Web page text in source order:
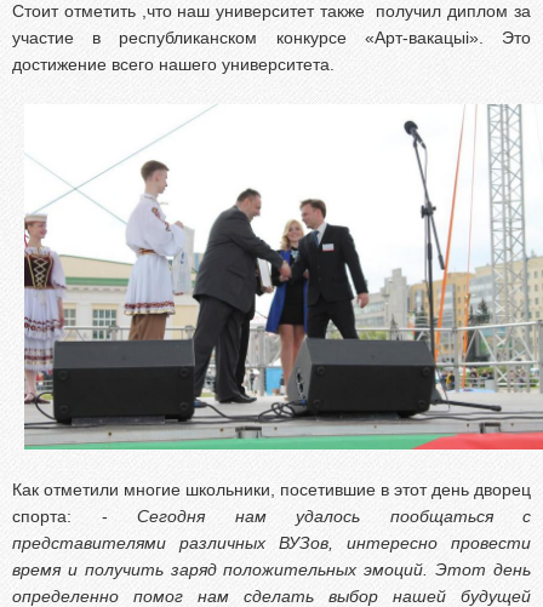
Стоит отметить ,что наш университет также получил диплом за
участие в республиканском конкурсе «Арт-вакацыi». Это
достижение всего нашего университета.
Как отметили многие школьники, посетившие в этот день дворец
спорта: - Сегодня нам удалось пообщаться с
представителями различных ВУЗов, интересно провести
время и получить заряд положительных эмоций. Этот день
определенно помог нам сделать выбор нашей будущей